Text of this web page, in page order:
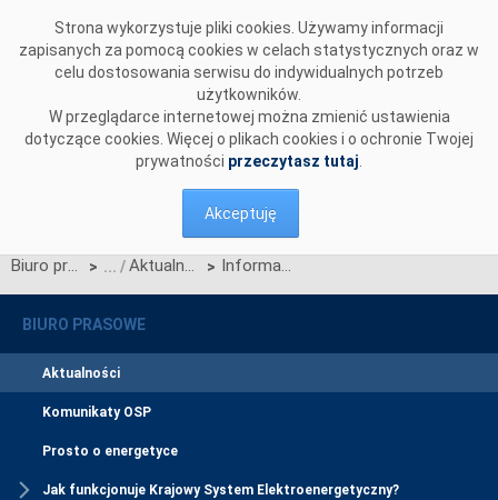
Strona wykorzystuje pliki cookies. Używamy informacji
zapisanych za pomocą cookies w celach statystycznych oraz w
celu dostosowania serwisu do indywidualnych potrzeb
użytkowników.
W przeglądarce internetowej można zmienić ustawienia
dotyczące cookies. Więcej o plikach cookies i o ochronie Twojej
prywatności przeczytasz tutaj
Akceptuję
Biuro prasowe > Aktualności > Informacja na temat działań ENTSO-E w zakresie projektów kolejnych Kodeksów Sieci i Europejskiego Dziesięcioletniego Planu Rozwoju Sieci Przesyłowej - edycja 2014
BIURO PRASOWE
Aktualności
Komunikaty OSP
Prosto o energetyce
Jak funkcjonuje Krajowy System Elektroenergetyczny?